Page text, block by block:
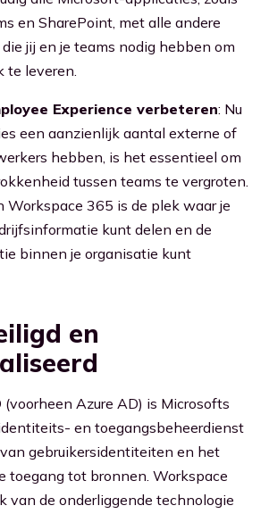
en SharePoint, met alle andere
jij en je teams nodig hebben om
te leveren.
Experience verbeteren: Nu
een aanzienlijk aantal externe of
hebben, is het essentieel om
tussen teams te vergroten.
Workspace 365 is de plek waar je
kunt delen en de
binnen je organisatie kunt
en
Azure AD) is Microsofts
en toegangsbeheerdienst
gebruikersidentiteiten en het
toegang tot bronnen. Workspace
van de onderliggende technologie